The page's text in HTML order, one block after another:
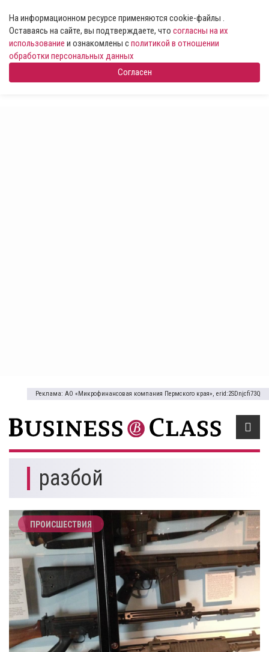
На информационном ресурсе применяются cookie-файлы .
Оставаясь на сайте, вы подтверждаете, что согласны на их
использование и ознакомлены сполитикой в отношении
обработки персональных данных
Согласен
Реклама: АО «Микрофинансовая компания Пермского края», erid:2SDnjcfi73Q
разбой
ПРОИСШЕСТВИЯ